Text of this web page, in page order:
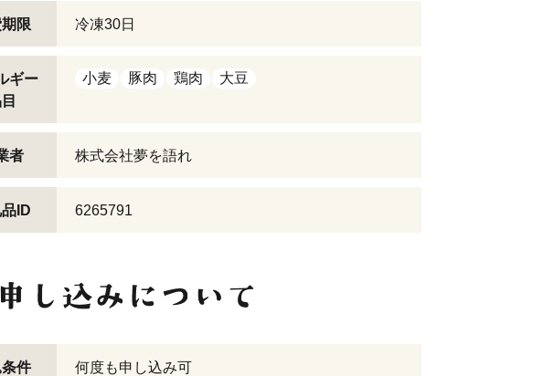
限 冷凍30日
ギー
小麦 豚肉 鶏肉 大豆
者 株式会社夢を語れ
ID 6265791
件 何度も申し込み可